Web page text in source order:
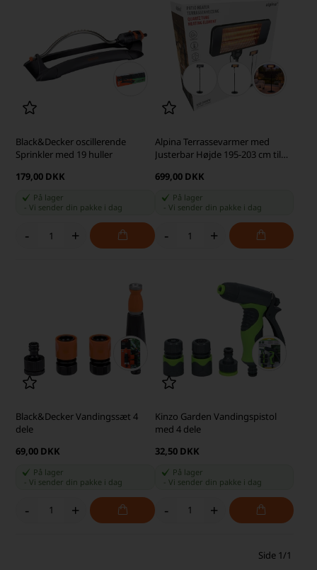
Black&Decker oscillerende
Sprinkler med 19 huller
179,00 DKK
På lager
-Vi sender din pakke i dag
- +
Alpina Terrassevarmer med
Justerbar Højde 195-203 cm til
699,00 DKK
På lager
Vi sender din pakke i dag
- +
Black&Decker Vandingssæt 4
dele
69,00 DKK
På lager
-Vi sender din pakke i dag
- +
Kinzo Garden Vandingspistol
med 4 dele
32,50 DKK
På lager
Vi sender din pakke i dag
- +
Side 1/1